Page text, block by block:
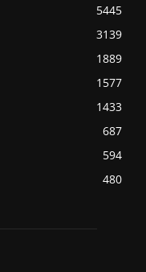
5445
3139
1889
1577
1433
687
594
480